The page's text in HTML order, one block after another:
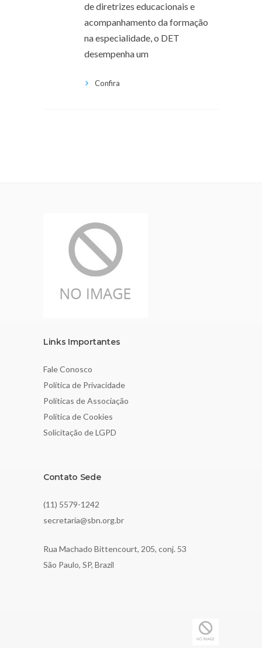
de diretrizes educacionais e
acompanhamento da formação
na especialidade, o DET
desempenha um
Confira
Links Importantes
Fale Conosco
Política de Privacidade
Políticas de Associação
Política de Cookies
Solicitação de LGPD
Contato Sede
(11) 5579-1242
secretaria@sbn.org.br
Rua Machado Bittencourt, 205, conj. 53
São Paulo, SP, Brazil